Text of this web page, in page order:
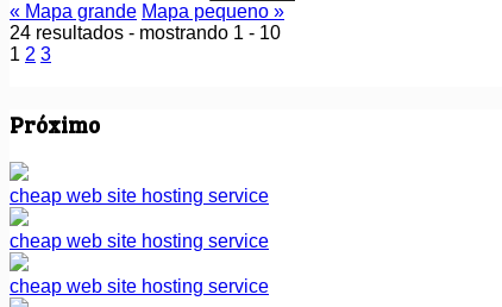
« Mapa grande Mapa pequeno »
24 resultados - mostrando 1 - 10
1 2 3
Próximo
cheap web site hosting service
cheap web site hosting service
cheap web site hosting service